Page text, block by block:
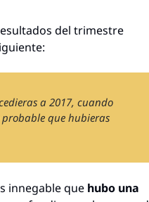
del trimestre
a 2017, cuando
que hubieras
innegable que hubo una